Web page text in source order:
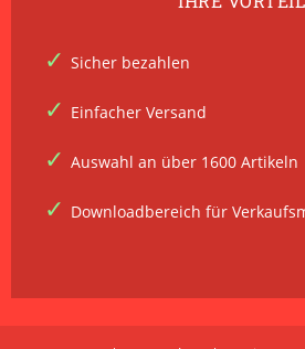
Sicher bezahlen
Einfacher Versand
Auswahl an über 1600 Artikeln
Downloadbereich für